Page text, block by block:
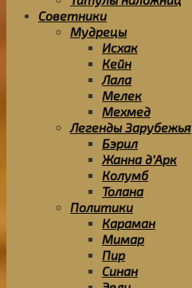
Советники
Мудрецы
Исхак
Кейн
Лала
Мелек
Мехмед
Легенды Зарубежья
Бэрил
Жанна д’Арк
Колумб
Толана
Политики
Караман
Мимар
Пир
Синан